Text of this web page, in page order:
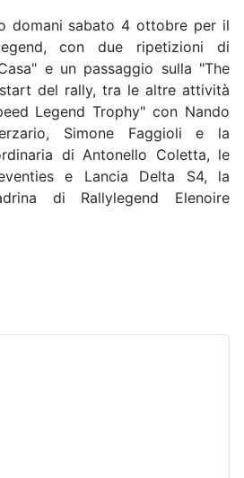
domani sabato 4 ottobre per il
con due ripetizioni di
e un passaggio sulla "The
del rally, tra le altre attività
Legend Trophy" con Nando
Simone Faggioli e la
di Antonello Coletta, le
e Lancia Delta S4, la
di Rallylegend Elenoire